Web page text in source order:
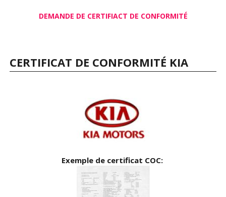
DEMANDE DE CERTIFIACT DE CONFORMITÉ
CERTIFICAT DE CONFORMITÉ KIA
Exemple de certificat COC: